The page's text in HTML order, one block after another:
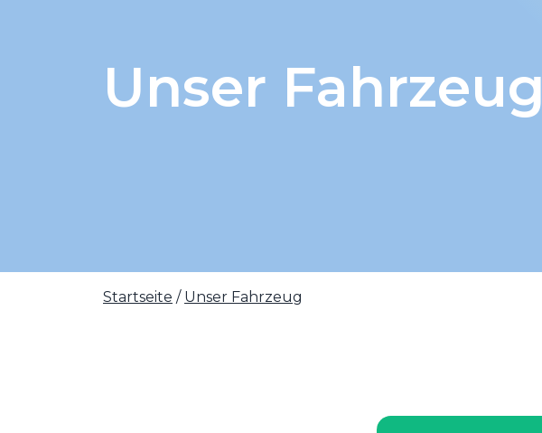
Unser Fahrzeug
Startseite / Unser Fahrzeug